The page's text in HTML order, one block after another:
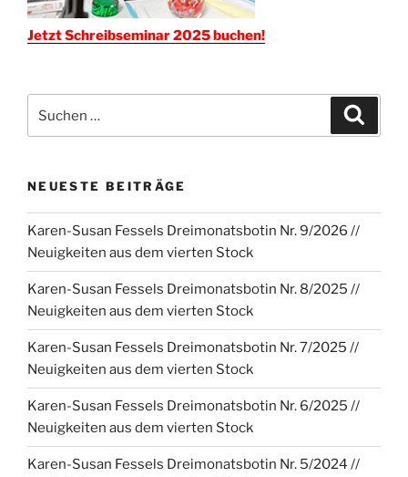
Jetzt Schreibseminar 2025 buchen!
nach:
NEUESTE BEITRÄGE
Karen-Susan Fessels Dreimonatsbotin Nr. 9/2026 //
Neuigkeiten aus dem vierten Stock
Karen-Susan Fessels Dreimonatsbotin Nr. 8/2025 //
Neuigkeiten aus dem vierten Stock
Karen-Susan Fessels Dreimonatsbotin Nr. 7/2025 //
Neuigkeiten aus dem vierten Stock
Karen-Susan Fessels Dreimonatsbotin Nr. 6/2025 //
Neuigkeiten aus dem vierten Stock
Karen-Susan Fessels Dreimonatsbotin Nr. 5/2024 //